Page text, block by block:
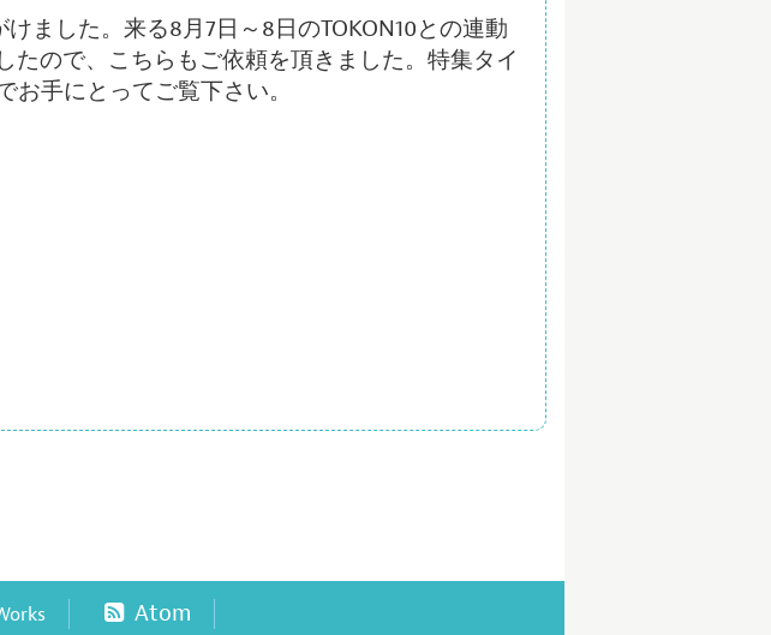
ました。来る8月7日～8日のTOKON10との連動
ので、こちらもご依頼を頂きました。特集タイ
お手にとってご覧下さい。
Atom